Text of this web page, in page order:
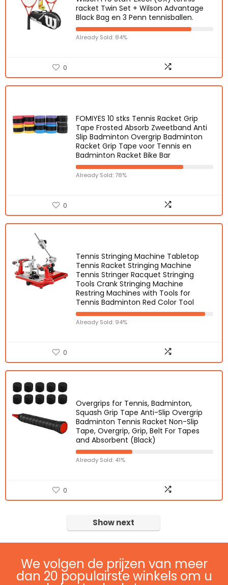
racket Twin Set + Wilson Advantage
Black Bag en 3 Penn tennisballen.
Already Sold: 84%
0
FOMIYES 10 stks Tennis Racket Grip
Tape Frosted Absorb Zweetband Anti
Slip Badminton Overgrip Badminton
Racket Grip Tape voor Tennis en
Badminton Racket Bike Bar
Already Sold: 78%
0
Tennis Stringing Machine Tabletop
Tennis Racket Stringing Machine
Tennis Stringer Racquet Stringing
Tools Crank Stringing Machine
Restring Machines with Tools for
Tennis Badminton Red Color Tool
Already Sold: 94%
0
Overgrips for Tennis, Badminton,
Squash Grip Tape Anti-Slip Overgrip
Badminton Tennis Racket Non-Slip
Tape, Overgrip, Grip, Belt For Tapes
and Absorbent (Black)
Already Sold: 41%
0
Show next
We volgen de prijzen van meer
dan 20 populairste winkels om u